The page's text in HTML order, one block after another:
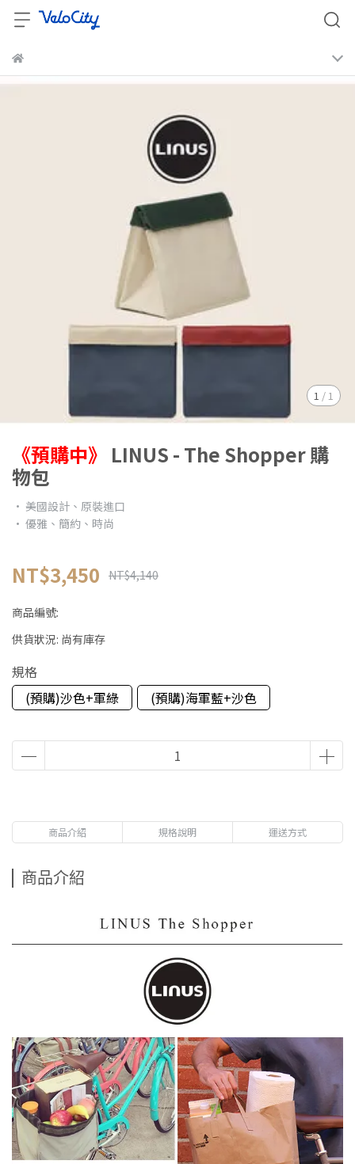
1 / 1
《預購中》 LINUS - The Shopper 購
物包
• 美國設計、原裝進口
• 優雅、簡約、時尚
NT$3,450 NT$4,140
商品編號:
供貨狀況: 尚有庫存
規格
(預購)沙色+軍綠
(預購)海軍藍+沙色
商品介紹 規格說明 運送方式
商品介紹